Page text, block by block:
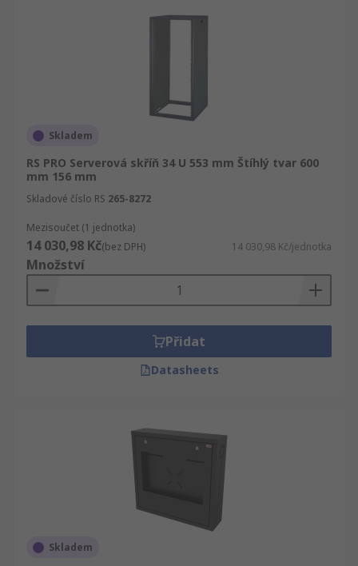
Skladem
RS PRO Serverová skříň 34 U 553 mm Štíhlý tvar 600
mm 156 mm
Skladové číslo RS 265-8272
Mezisoučet (1 jednotka)
14 030,98 Kč(bez DPH) 14 030,98 Kč/jednotka
Množství
Přidat
Datasheets
Skladem